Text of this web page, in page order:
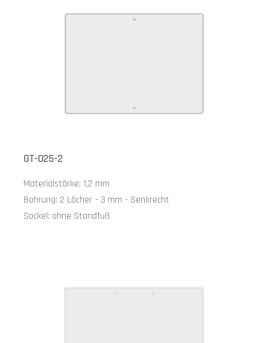
GT-025-2
Materialstärke: 1,2 mm
Bohrung: 2 Löcher - 3 mm - Senkrecht
Sockel: ohne Standfuß